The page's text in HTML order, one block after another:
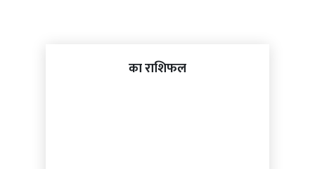
का राशिफल